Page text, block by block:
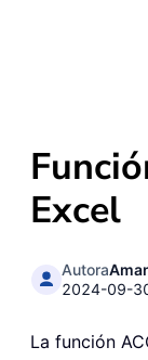
Excel
Autora
2024-09-
La función